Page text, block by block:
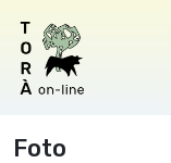
Foto